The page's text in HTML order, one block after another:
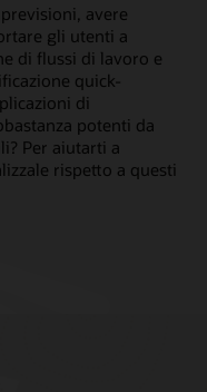
avere
gli utenti a
di flussi di lavoro e
quick-
di
potenti da
Per aiutarti a
rispetto a questi